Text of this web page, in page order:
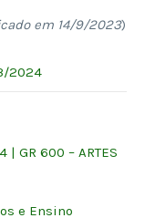
em 14/9/2023)
2024
| GR 600 – ARTES
e Ensino